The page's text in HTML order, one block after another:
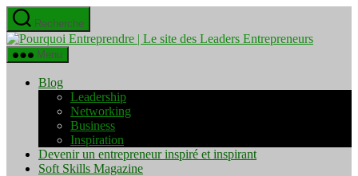
Aller
au
contenu
Recherche
Pourquoi
Menu
Blog
Leadership
Networking
Business
Inspiration
Devenir un entrepreneur inspiré et inspirant
Soft Skills Magazine